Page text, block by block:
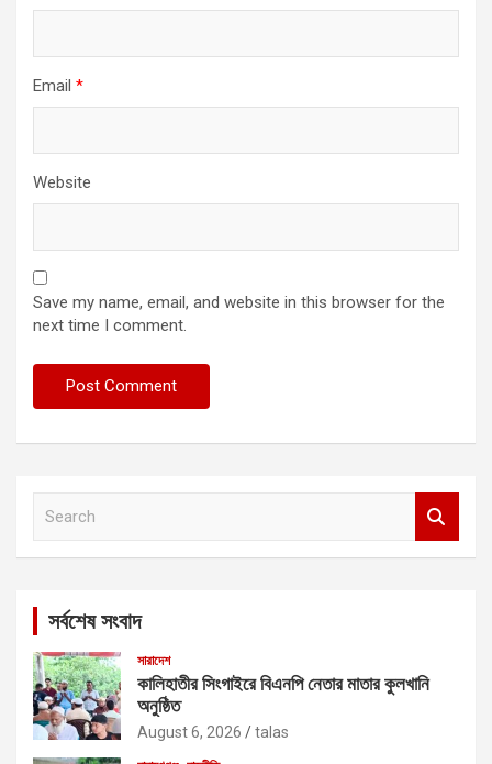
Email *
Website
Save my name, email, and website in this browser for the
next time I comment.
সর্বশেষ সংবাদ
সারাদেশ
কালিহাতীর সিংগাইরে বিএনপি নেতার মাতার কুলখানি
অনুষ্ঠিত
August 6, 2026 talas